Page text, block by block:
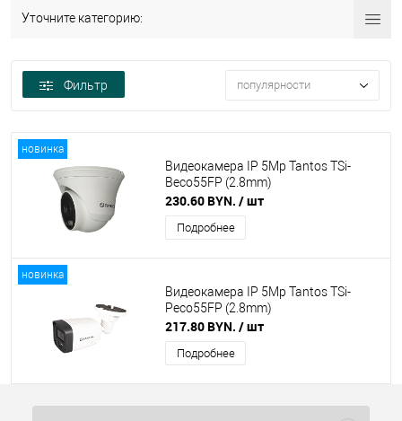
Уточните категорию:
Фильтр популярности
новинка
Видеокамера IP 5Mp Tantos TSi-
Beco55FP (2.8mm)
230.60 BYN. / шт
Подробнее
новинка
Видеокамера IP 5Mp Tantos TSi-
Peco55FP (2.8mm)
217.80 BYN. / шт
Подробнее